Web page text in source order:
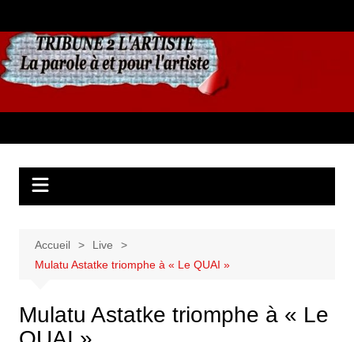
au
contenu
Accueil
Live
Mulatu Astatke triomphe à « Le QUAI »
Mulatu Astatke triomphe à « Le